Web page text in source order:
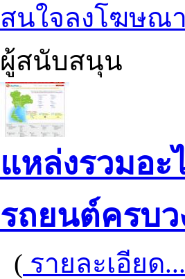
สนใจลงโฆษณ
ผู้สนับสนุน
แหล่งรวมอ
รถยนต์ครบว
( รายละเอียด...